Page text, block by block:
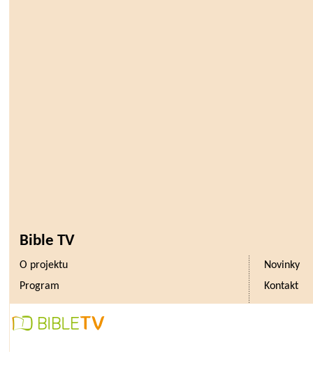
Bible TV
O projektu
Novinky
Program
Kontakt